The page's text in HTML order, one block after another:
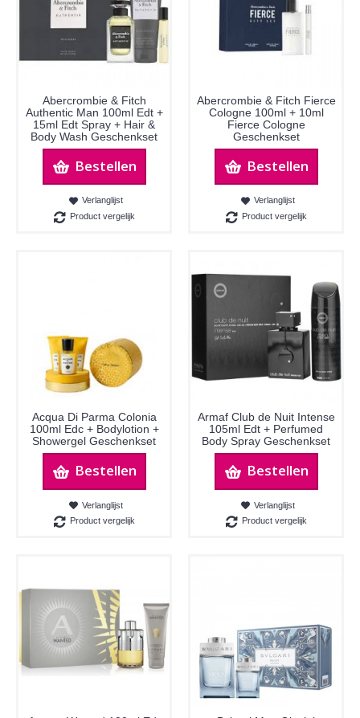
Abercrombie & Fitch
Authentic Man 100ml Edt +
15ml Edt Spray + Hair &
Body Wash Geschenkset
Bestellen
Verlanglijst
Product vergelijk
Abercrombie & Fitch Fierce
Cologne 100ml + 10ml
Fierce Cologne
Geschenkset
Bestellen
Verlanglijst
Product vergelijk
Acqua Di Parma Colonia
100ml Edc + Bodylotion +
Showergel Geschenkset
Bestellen
Verlanglijst
Product vergelijk
Armaf Club de Nuit Intense
105ml Edt + Perfumed
Body Spray Geschenkset
Bestellen
Verlanglijst
Product vergelijk